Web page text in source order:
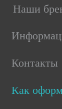
Наши
Контакты
Как